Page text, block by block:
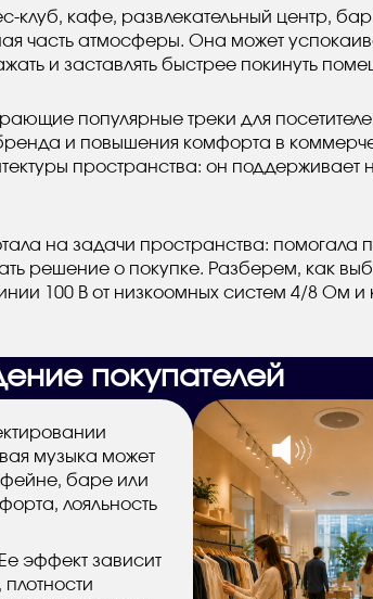
клуб, кафе, развлекательный центр,
часть атмосферы. Она может
и заставлять быстрее покинуть
популярные треки для
и повышения комфорта в
пространства: он
на задачи пространства: помогала
решение о покупке. Разберем, как
100 В от низкоомных систем 4/8 Ом
покупателей
музыка может
баре или
лояльность
эффект зависит